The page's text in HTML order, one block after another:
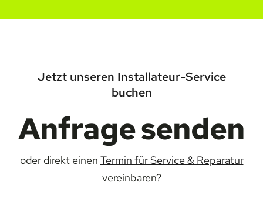
Jetzt unseren Installateur-Service
buchen
Anfrage senden
oder direkt einen Termin für Service & Reparatur
vereinbaren?